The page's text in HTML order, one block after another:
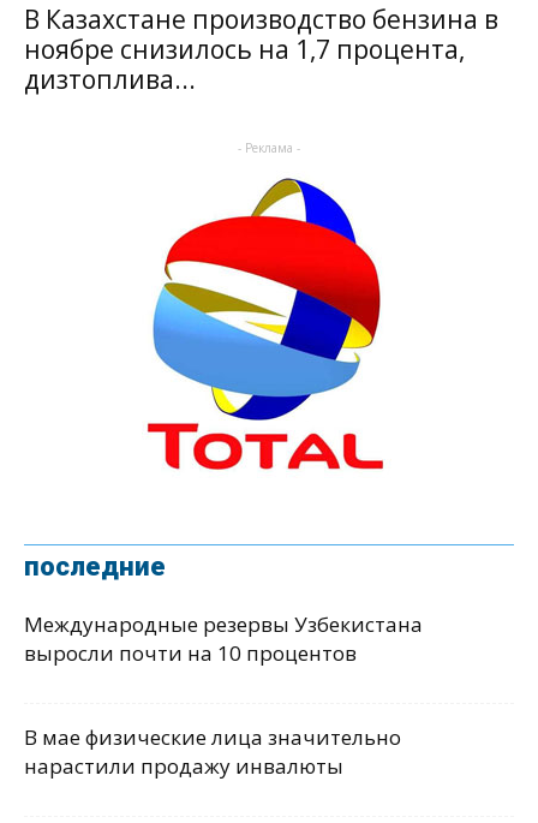
В Казахстане производство бензина в
ноябре снизилось на 1,7 процента,
дизтоплива...
- Реклама -
последние
Международные резервы Узбекистана
выросли почти на 10 процентов
В мае физические лица значительно
нарастили продажу инвалюты